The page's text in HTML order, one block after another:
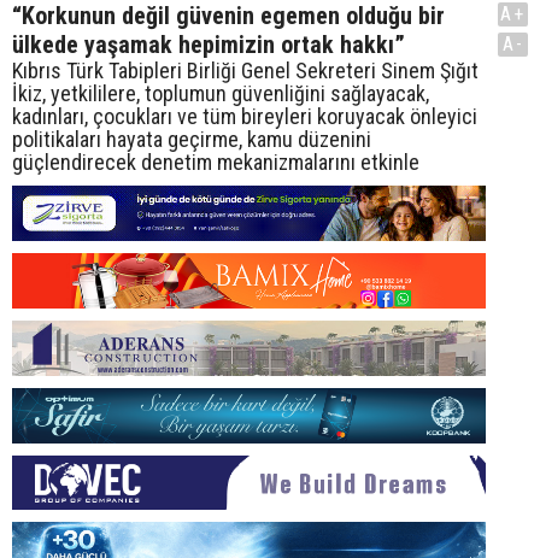
“Korkunun değil güvenin egemen olduğu bir
ülkede yaşamak hepimizin ortak hakkı”
Kıbrıs Türk Tabipleri Birliği Genel Sekreteri Sinem Şığıt
İkiz, yetkililere, toplumun güvenliğini sağlayacak,
kadınları, çocukları ve tüm bireyleri koruyacak önleyici
politikaları hayata geçirme, kamu düzenini
güçlendirecek denetim mekanizmalarını etkinle
A+
A-